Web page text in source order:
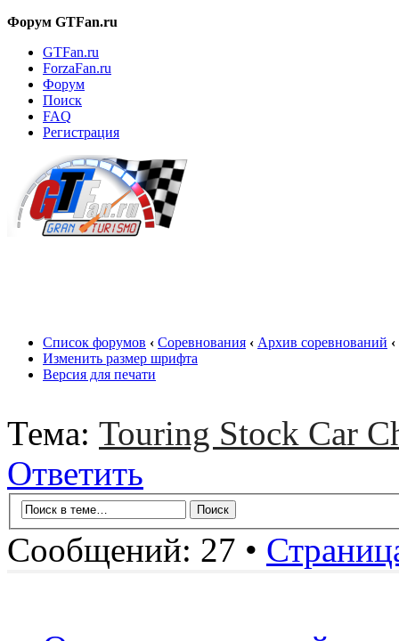
Форум GTFan.ru
GTFan.ru
ForzaFan.ru
Форум
Поиск
FAQ
Регистрация
Список форумов ‹ Соревнования ‹ Архив соревнований ‹
Изменить размер шрифта
Версия для печати
Тема: Touring Stock Car
Ответить
Сообщений: 27 •